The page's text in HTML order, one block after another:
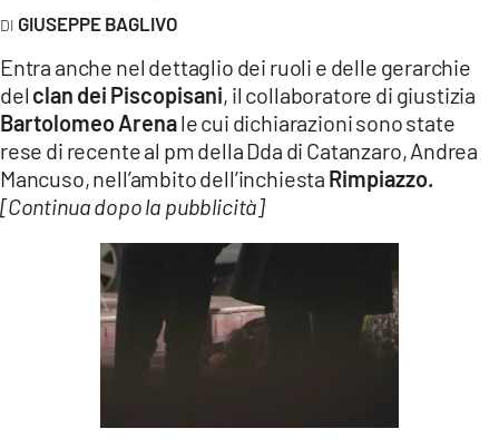
Network
LACPLAY.IT
LACTV.IT
LACONAIR.IT
LACITYMAG.IT
ILREGGINO.IT
COSENZACHANNEL.IT
GIUSEPPE BAGLIVO
Entra anche nel dettaglio dei ruoli e delle gerarchie
del clan dei Piscopisani, il collaboratore di giustizia
Bartolomeo Arenale cui dichiarazioni sono state
rese di recente al pm della Dda di Catanzaro, Andrea
Mancuso, nell’ambito dell’inchiesta Rimpiazzo.
[Continua dopo la pubblicità]